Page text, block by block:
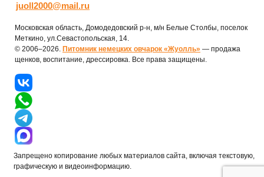
juoll2000@mail.ru
Московская область, Домодедовский р-н, м/н Белые Столбы, поселок
Меткино, ул.Севастопольская, 14.
© 2006–2026. Питомник немецких овчарок «Жуолль» — продажа
щенков, воспитание, дрессировка. Все права защищены.
Запрещено копирование любых материалов сайта, включая текстовую,
графическую и видеоинформацию.